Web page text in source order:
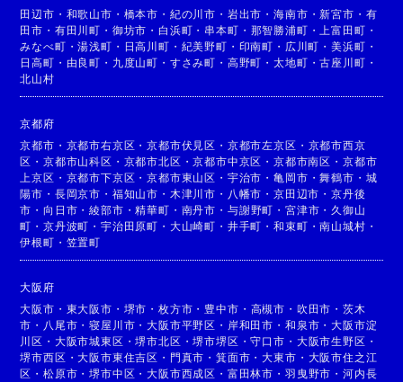
田辺市 ・ 和歌山市 ・ 橋本市 ・ 紀の川市 ・ 岩出市 ・海南市 ・新宮市 ・ 有
田市 ・ 有田川町 ・ 御坊市 ・ 白浜町 ・ 串本町 ・ 那智勝浦町 ・ 上富田町 ・
みなべ町 ・湯浅町 ・ 日高川町 ・ 紀美野町 ・ 印南町 ・ 広川町 ・美浜町 ・
日高町 ・ 由良町 ・ 九度山町 ・ すさみ町 ・ 高野町 ・太地町 ・古座川町 ・
北山村
京都府
京都市 ・ 京都市右京区 ・京都市伏見区 ・ 京都市左京区 ・ 京都市西京
区 ・京都市山科区 ・ 京都市北区 ・京都市中京区 ・京都市南区 ・ 京都市
上京区 ・ 京都市下京区 ・京都市東山区 ・ 宇治市 ・亀岡市 ・舞鶴市 ・ 城
陽市 ・ 長岡京市 ・ 福知山市 ・ 木津川市 ・ 八幡市 ・京田辺市 ・京丹後
市 ・向日市 ・綾部市 ・精華町 ・ 南丹市 ・ 与謝野町 ・ 宮津市 ・ 久御山
町 ・京丹波町 ・宇治田原町 ・ 大山崎町 ・ 井手町 ・和束町 ・南山城村 ・
伊根町 ・ 笠置町
大阪府
大阪市 ・ 東大阪市 ・ 堺市 ・枚方市 ・ 豊中市 ・ 高槻市 ・ 吹田市 ・ 茨木
市 ・ 八尾市 ・寝屋川市 ・大阪市平野区 ・ 岸和田市 ・ 和泉市 ・大阪市淀
川区 ・ 大阪市城東区 ・堺市北区 ・堺市堺区 ・守口市 ・ 大阪市生野区 ・
堺市西区 ・大阪市東住吉区 ・ 門真市 ・箕面市 ・大東市 ・ 大阪市住之江
区 ・松原市 ・堺市中区 ・大阪市西成区 ・ 富田林市 ・ 羽曳野市 ・ 河内長